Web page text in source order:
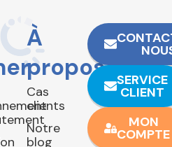
À
propos
Cas
clients
Notre
blog
SERVICE
CLIENT
MON
COMPTE